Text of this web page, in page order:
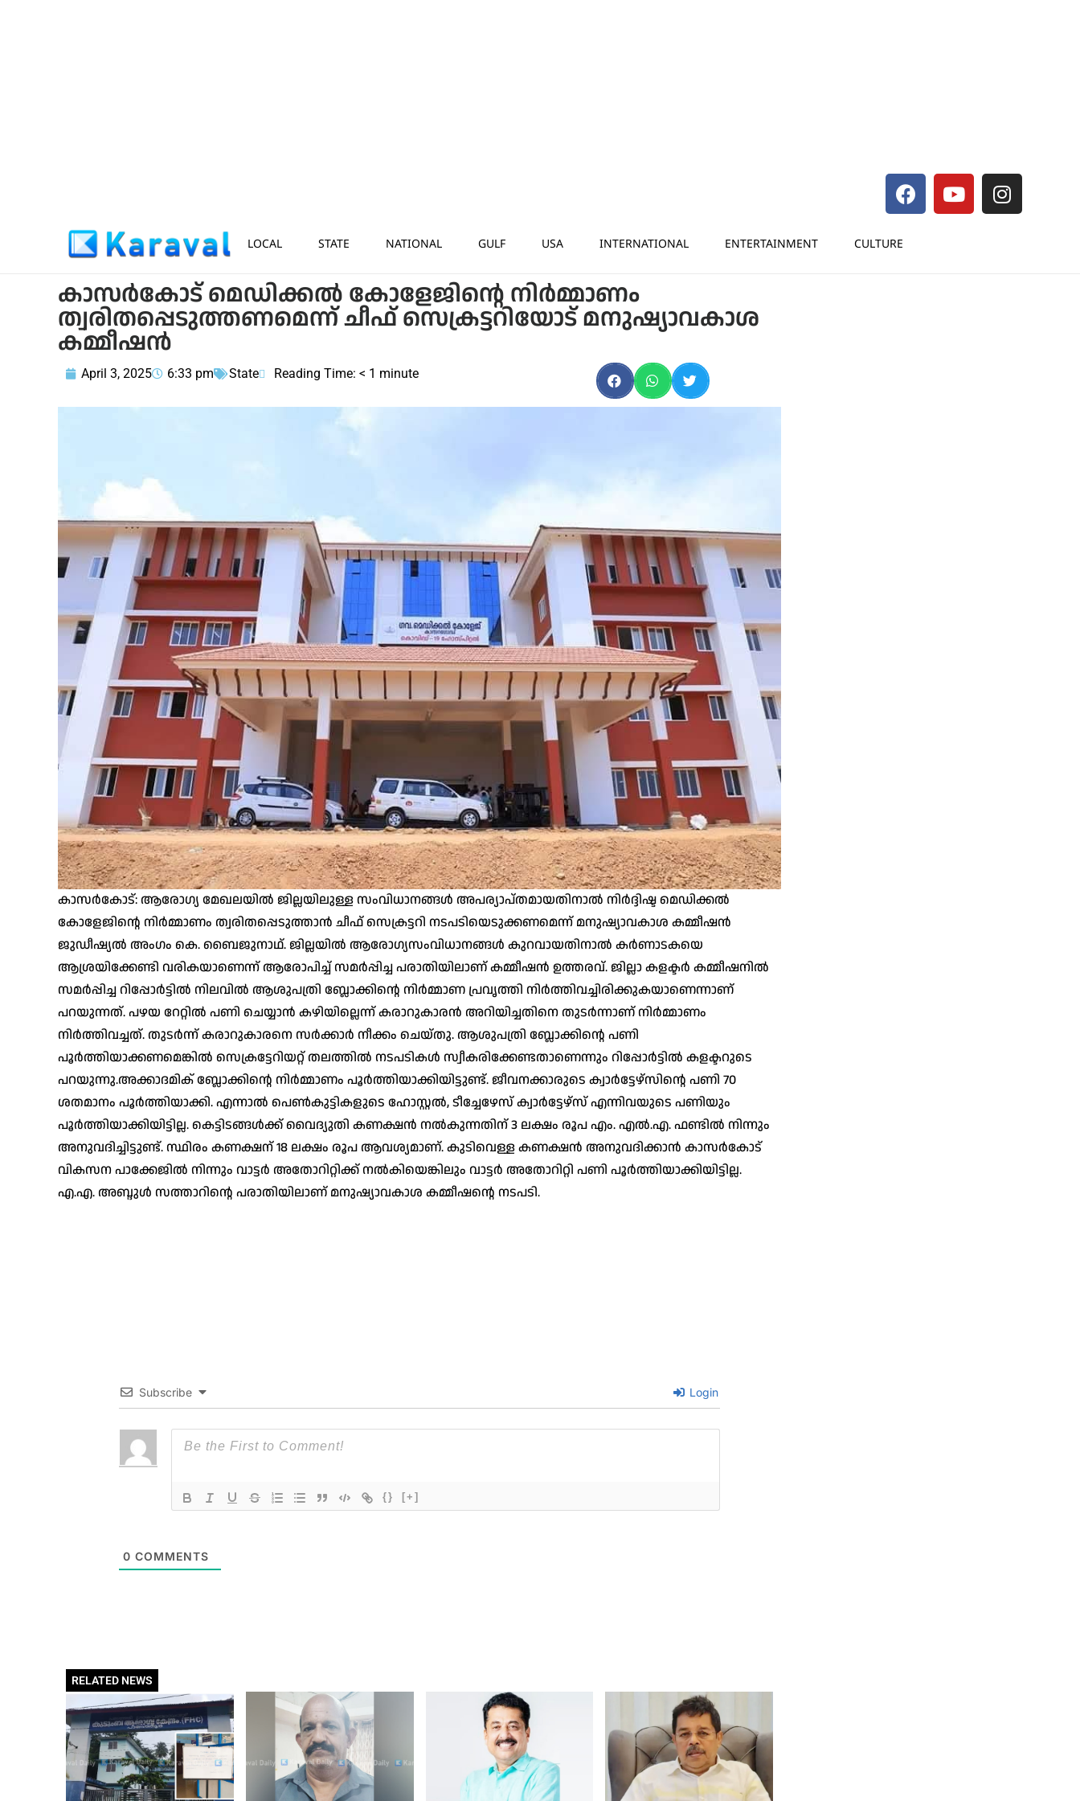
LOCAL STATE NATIONAL GULF USA INTERNATIONAL ENTERTAINMENT CULTURE
കാസർകോട് മെഡിക്കൽ കോളേജിന്റെ നിർമ്മാണം
ത്വരിതപ്പെടുത്തണമെന്ന് ചീഫ് സെക്രട്ടറിയോട് മനുഷ്യാവകാശ
കമ്മീഷൻ
April 3, 2025 6:33 pm State Reading Time: < 1 minute
കാസർകോട്: ആരോഗ്യ മേഖലയിൽ ജില്ലയിലുള്ള സംവിധാനങ്ങൾ അപര്യാപ്തമായതിനാൽ നിർദ്ദിഷ്ട മെഡിക്കൽ
കോളേജിന്റെ നിർമ്മാണം ത്വരിതപ്പെടുത്താൻ ചീഫ് സെക്രട്ടറി നടപടിയെടുക്കണമെന്ന് മനുഷ്യാവകാശ കമ്മീഷൻ
ജുഡീഷ്യൽ അംഗം കെ. ബൈജുനാഥ്. ജില്ലയിൽ ആരോഗ്യസംവിധാനങ്ങൾ കുറവായതിനാൽ കർണാടകയെ
ആശ്രയിക്കേണ്ടി വരികയാണെന്ന് ആരോപിച്ച് സമർപ്പിച്ച പരാതിയിലാണ് കമ്മീഷൻ ഉത്തരവ്. ജില്ലാ കളക്ടർ കമ്മീഷനിൽ
സമർപ്പിച്ച റിപ്പോർട്ടിൽ നിലവിൽ ആശുപത്രി ബ്ലോക്കിന്റെ നിർമ്മാണ പ്രവൃത്തി നിർത്തിവച്ചിരിക്കുകയാണെന്നാണ്
പറയുന്നത്. പഴയ റേറ്റിൽ പണി ചെയ്യാൻ കഴിയില്ലെന്ന് കരാറുകാരൻ അറിയിച്ചതിനെ തുടർന്നാണ് നിർമ്മാണം
നിർത്തിവച്ചത്. തുടർന്ന് കരാറുകാരനെ സർക്കാർ നീക്കം ചെയ്തു. ആശുപത്രി ബ്ലോക്കിന്റെ പണി
പൂർത്തിയാക്കണമെങ്കിൽ സെക്രട്ടേറിയറ്റ് തലത്തിൽ നടപടികൾ സ്വീകരിക്കേണ്ടതാണെന്നും റിപ്പോർട്ടിൽ കളക്ടറുടെ
പറയുന്നു.അക്കാദമിക് ബ്ലോക്കിന്റെ നിർമ്മാണം പൂർത്തിയാക്കിയിട്ടുണ്ട്. ജീവനക്കാരുടെ ക്വാർട്ടേഴ്സിന്റെ പണി 70
ശതമാനം പൂർത്തിയാക്കി. എന്നാൽ പെൺകുട്ടികളുടെ ഹോസ്റ്റൽ, ടീച്ചേഴേസ് ക്വാർട്ടേഴ്സ് എന്നിവയുടെ പണിയും
പൂർത്തിയാക്കിയിട്ടില്ല. കെട്ടിടങ്ങൾക്ക് വൈദ്യുതി കണക്ഷൻ നൽകുന്നതിന് 3 ലക്ഷം രൂപ എം. എൽ.എ. ഫണ്ടിൽ നിന്നും
അനുവദിച്ചിട്ടുണ്ട്. സ്ഥിരം കണക്ഷന് 18 ലക്ഷം രൂപ ആവശ്യമാണ്. കുടിവെള്ള കണക്ഷൻ അനുവദിക്കാൻ കാസർകോട്
വികസന പാക്കേജിൽ നിന്നും വാട്ടർ അതോറിറ്റിക്ക് നൽകിയെങ്കിലും വാട്ടർ അതോറിറ്റി പണി പൂർത്തിയാക്കിയിട്ടില്ല.
എ.എ. അബ്ദുൾ സത്താറിന്റെ പരാതിയിലാണ് മനുഷ്യാവകാശ കമ്മീഷന്റെ നടപടി.
Subscribe Login
{} [+]
0 COMMENTS
RELATED NEWS